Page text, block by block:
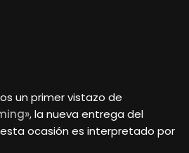
un primer vistazo de
, la nueva entrega del
ocasión es interpretado por